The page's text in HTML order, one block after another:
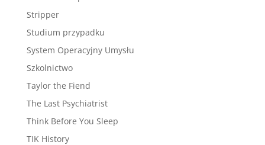
Stripper
Studium przypadku
System Operacyjny Umysłu
Szkolnictwo
Taylor the Fiend
The Last Psychiatrist
Think Before You Sleep
TIK History